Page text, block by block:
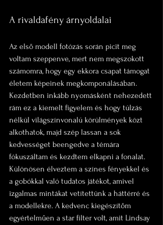
A rivaldafény árnyoldalai
Az első modell fotózás során picit meg
voltam szeppenve, mert nem megszokott
számomra, hogy egy ekkora csapat támogat
életem képeinek megkomponálásában.
Kezdetben inkább nyomásként nehezedett
rám ez a kiemelt figyelem és hogy túlzás
nélkül világszínvonalú körülmények közt
alkothatok, majd szép lassan a sok
kedvességet beengedve a témára
fókuszáltam és kezdtem elkapni a fonalat.
Különösen élveztem a színes fényekkel és
a gobókkal való tudatos játékot, amivel
izgalmas mintákat vetítettünk a háttérré és
a modellekre. A kedvenc kiegészítőm
egyértelműen a star filter volt, amit Lindsay